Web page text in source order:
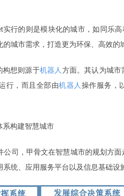
实行的则是模块化的城市，如同乐
的城市需求，打造更为环保、高效的
构想则源于机器人 方面。其认为城市
行，而且全部由机器人 操作服务，
系构建智慧城市
公司，甲骨文在智慧城市的规划方
系统、应用服务平台以及信息基础设